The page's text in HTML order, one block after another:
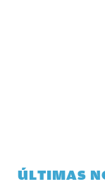
ÚLTIMAS